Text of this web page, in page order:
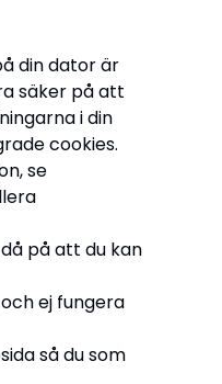
din dator är
säker på att
i din
cookies.
se
på att du kan
ej fungera
så du som